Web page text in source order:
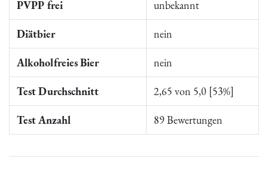
PVPP frei unbekannt
Diätbier nein
Alkoholfreies Bier nein
Test Durchschnitt 2,65 von 5,0 [53%]
Test Anzahl 89 Bewertungen